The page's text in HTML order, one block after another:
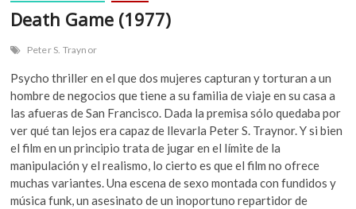
Death Game (1977)
Peter S. Traynor
Psycho thriller en el que dos mujeres capturan y torturan a un
hombre de negocios que tiene a su familia de viaje en su casa a
las afueras de San Francisco. Dada la premisa sólo quedaba por
ver qué tan lejos era capaz de llevarla Peter S. Traynor. Y si bien
el film en un principio trata de jugar en el límite de la
manipulación y el realismo, lo cierto es que el film no ofrece
muchas variantes. Una escena de sexo montada con fundidos y
música funk, un asesinato de un inoportuno repartidor de